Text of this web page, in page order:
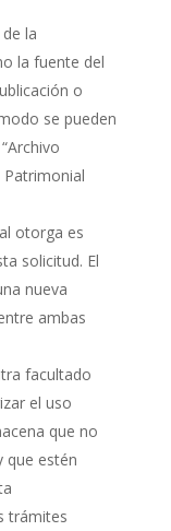
la
la fuente del
o
se pueden
otorga es
solicitud. El
nueva
ambas
facultado
el uso
que no
que estén
trámites